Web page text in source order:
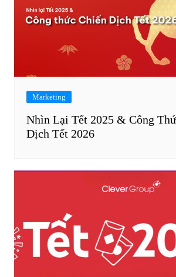
Marketing
Nhìn Lại Tết 2025 & Công
Dịch Tết 2026